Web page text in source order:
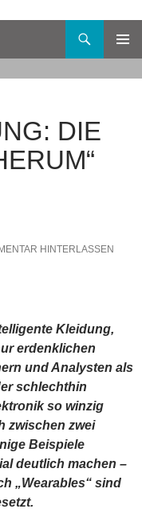
DIE
HINTERLASSEN
Kleidung,
erdenklichen
und Analysten als
schlechthin
so winzig
zwischen zwei
Beispiele
deutlich machen –
„Wearables“ sind